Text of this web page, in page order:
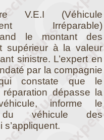
V.E.I (Véhicule
Irréparable)
le montant des
supérieur à la valeur
sinistre. L’expert en
par la compagnie
qui constate que le
dépasse la
informe le
du véhicule des